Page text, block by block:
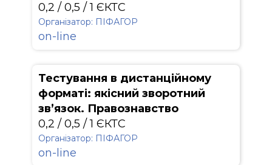
0,2 / 0,5 / 1 ЄКТС
Організатор: ПІФАГОР
on-line
Тестування в дистанційному
форматі: якісний зворотний
зв’язок. Правознавство
0,2 / 0,5 / 1 ЄКТС
Організатор: ПІФАГОР
on-line